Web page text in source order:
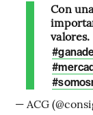
Con
valores.
— ACG